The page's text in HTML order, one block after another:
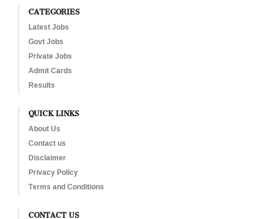
CATEGORIES
Latest Jobs
Govt Jobs
Private Jobs
Admit Cards
Results
QUICK LINKS
About Us
Contact us
Disclaimer
Privacy Policy
Terms and Conditions
CONTACT US